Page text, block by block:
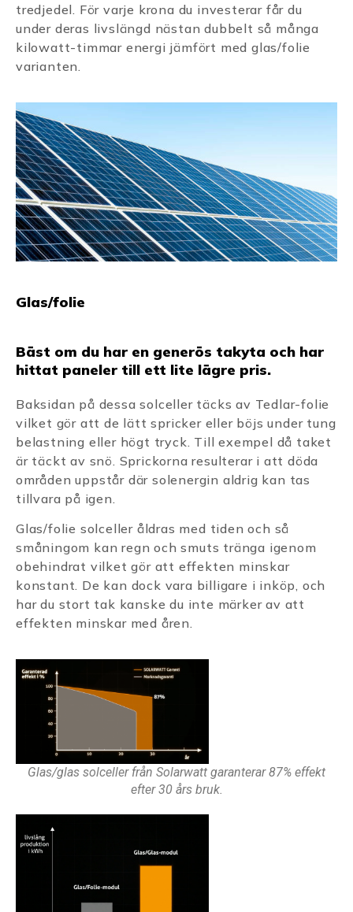
tredjedel. För varje krona du investerar får du
under deras livslängd nästan dubbelt så många
kilowatt-timmar energi jämfört med glas/folie
varianten.
Glas/folie
Bäst om du har en generös takyta och har
hittat paneler till ett lite lägre pris.
Baksidan på dessa solceller täcks av Tedlar-folie
vilket gör att de lätt spricker eller böjs under tung
belastning eller högt tryck. Till exempel då taket
är täckt av snö. Sprickorna resulterar i att döda
områden uppstår där solenergin aldrig kan tas
tillvara på igen.
Glas/folie solceller åldras med tiden och så
småningom kan regn och smuts tränga igenom
obehindrat vilket gör att effekten minskar
konstant. De kan dock vara billigare i inköp, och
har du stort tak kanske du inte märker av att
effekten minskar med åren.
Glas/glas solceller från Solarwatt garanterar 87% effekt
efter 30 års bruk.